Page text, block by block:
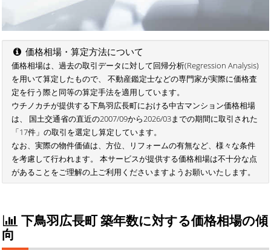
価格相場・算定方法について
価格相場は、過去の取引データに対して回帰分析(Regression Analysis)
を用いて算定したもので、 不動産鑑定士などの専門家が実際に価格査
定を行う際と同等の算定手法を適用しています。
ウチノカチが提供する下鳥羽広長町における中古マンション価格相場
は、 国土交通省の直近の2007/09から2026/03までの期間に取引された
「17件」の取引を選定し算定しています。
なお、実際の物件価値は、方位、リフォームの有無など、様々な条件
を考慮して行われます。 本サービスが提供する価格相場は不十分な点
があることをご理解の上ご利用くださいますようお願いいたします。
下鳥羽広長町 築年数に対する価格相場の傾
向